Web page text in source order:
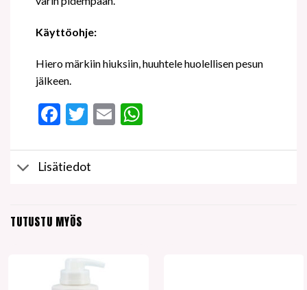
Käyttöohje:
Hiero märkiin hiuksiin, huuhtele huolellisen pesun
jälkeen.
Facebook
Twitter
EmailWhatsApp
Lisätiedot
TUTUSTU MYÖS